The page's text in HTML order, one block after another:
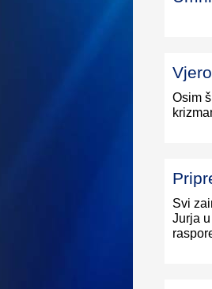
Osim
Svi
Jurja